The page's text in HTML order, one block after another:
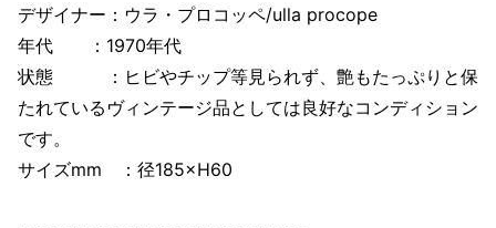
デザイナー：ウラ・プロコッペ/ulla procope
年代 ：1970年代
状態 ：ヒビやチップ等見られず、艶もたっぷりと保
たれているヴィンテージ品としては良好なコンディション
です。
サイズmm ：径185×H60